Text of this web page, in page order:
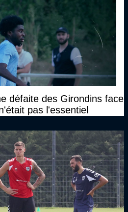
défaite des Girondins face
pas l'essentiel